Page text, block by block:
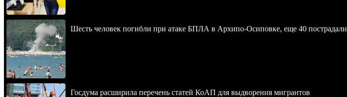
Шесть человек погибли при атаке БПЛА в Архипо-Осиповке, еще 40 пострадали
Госдума расширила перечень статей КоАП для выдворения мигрантов